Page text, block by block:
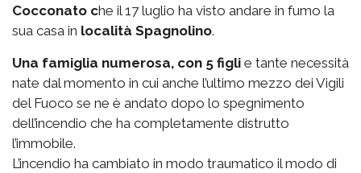
Cocconato che il 17 luglio ha visto andare in fumo la
sua casa in località Spagnolino.
Una famiglia numerosa, con 5 figli e tante necessità
nate dal momento in cui anche l’ultimo mezzo dei Vigili
del Fuoco se ne è andato dopo lo spegnimento
dell’incendio che ha completamente distrutto
l’immobile.
L’incendio ha cambiato in modo traumatico il modo di